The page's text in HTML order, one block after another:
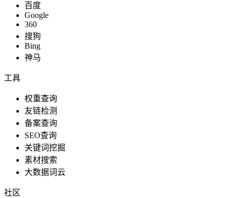
百度
Google
360
搜狗
Bing
神马
工具
权重查询
友链检测
备案查询
SEO查询
关键词挖掘
素材搜索
大数据词云
社区